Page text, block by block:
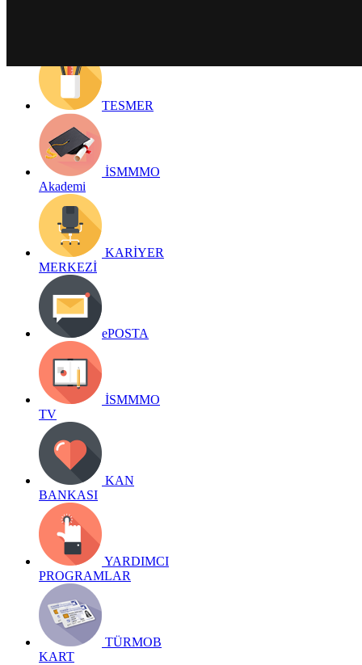
TESMER
İSMMMO
Akademi
KARİYER
MERKEZİ
ePOSTA
İSMMMO
TV
KAN
BANKASI
YARDIMCI
PROGRAMLAR
TÜRMOB
KART